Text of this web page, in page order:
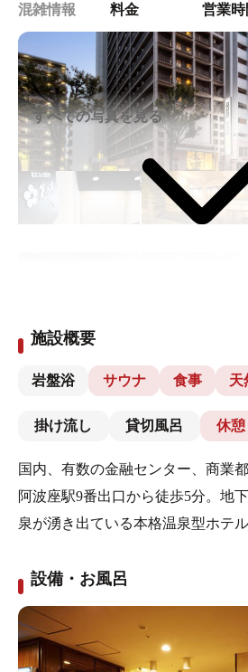
混雑情報 料金 営業時
すべての写真を見る
施設概要
岩盤浴 サウナ 食事 天
掛け流し 貸切風呂 休憩
国内、有数の金融センター、商業
阿波座駅9番出口から徒歩5分。地
泉が湧き出ている本格温泉型ホテル
設備・お風呂